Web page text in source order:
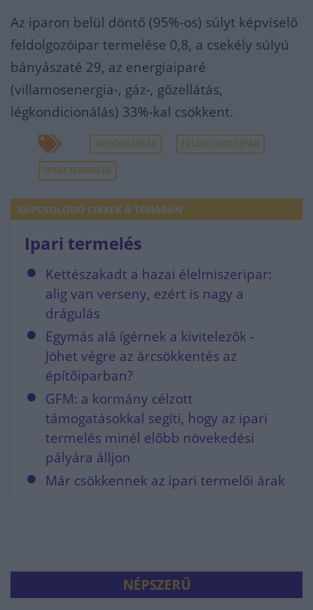
Az iparon belül döntő (95%-os) súlyt képviselő
feldolgozóipar termelése 0,8, a csekély súlyú
bányászaté 29, az energiaiparé
(villamosenergia-, gáz-, gőzellátás,
légkondicionálás) 33%-kal csökkent.
AUTÓGYÁRTÁS FELDOLGOZÓIPAR
IPARI TERMELÉS
KAPCSOLÓDÓ CIKKEK A TÉMÁBAN
Ipari termelés
Kettészakadt a hazai élelmiszeripar:
alig van verseny, ezért is nagy a
drágulás
Egymás alá ígérnek a kivitelezők -
Jöhet végre az árcsökkentés az
építőiparban?
GFM: a kormány célzott
támogatásokkal segíti, hogy az ipari
termelés minél előbb növekedési
pályára álljon
Már csökkennek az ipari termelői árak
NÉPSZERŰ